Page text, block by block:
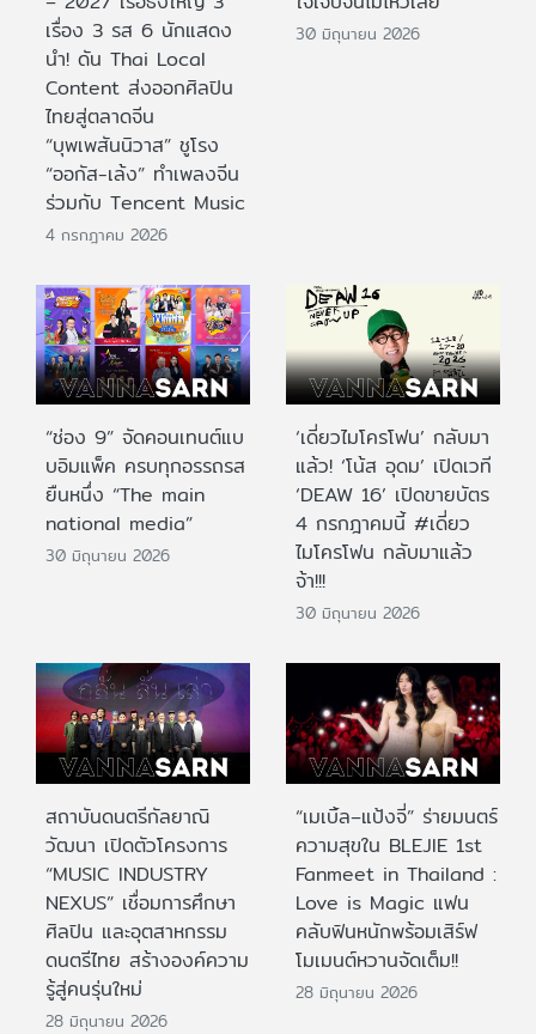
เรื่อง 3 รส 6 นักแสดง
นำ! ดัน Thai Local
Content ส่งออกศิลปิน
ไทยสู่ตลาดจีน
“บุพเพสันนิวาส” ชูโรง
“ออกัส-เล้ง” ทำเพลงจีน
ร่วมกับ Tencent Music
4 กรกฎาคม 2026
30 มิถุนายน 2026
“ช่อง 9” จัดคอนเทนต์แบ
บอิมแพ็ค ครบทุกอรรถรส
ยืนหนึ่ง “The main
national media”
30 มิถุนายน 2026
‘เดี่ยวไมโครโฟน’ กลับมา
แล้ว! ‘โน้ส อุดม’ เปิดเวที
‘DEAW 16’ เปิดขายบัตร
4 กรกฎาคมนี้ #เดี่ยว
ไมโครโฟน กลับมาแล้ว
จ้า!!!
30 มิถุนายน 2026
สถาบันดนตรีกัลยาณิ
วัฒนา เปิดตัวโครงการ
“MUSIC INDUSTRY
NEXUS” เชื่อมการศึกษา
ศิลปิน และอุตสาหกรรม
ดนตรีไทย สร้างองค์ความ
รู้สู่คนรุ่นใหม่
28 มิถุนายน 2026
“เมเบิ้ล–แป้งจี่” ร่ายมนตร์
ความสุขใน BLEJIE 1st
Fanmeet in Thailand :
Love is Magic แฟน
คลับฟินหนักพร้อมเสิร์ฟ
โมเมนต์หวานจัดเต็ม!!
28 มิถุนายน 2026